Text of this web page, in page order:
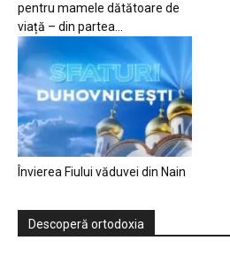
pentru mamele dătătoare de
viață – din partea...
Învierea Fiului văduvei din Nain
Descoperă ortodoxia